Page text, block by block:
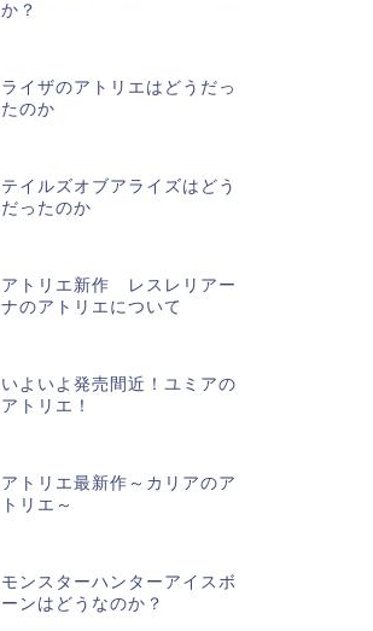
か？
ライザのアトリエはどうだっ
たのか
テイルズオブアライズはどう
だったのか
アトリエ新作 レスレリアー
ナのアトリエについて
いよいよ発売間近！ユミアの
アトリエ！
アトリエ最新作～カリアのア
トリエ～
モンスターハンターアイスボ
ーンはどうなのか？